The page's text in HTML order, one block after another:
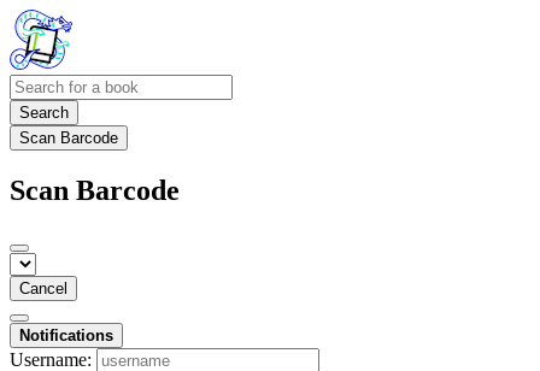
Search
Scan Barcode
Scan Barcode
Cancel
Notifications
Username: